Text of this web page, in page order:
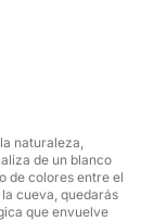
traslado a
en
partida, a
naturaleza,
de un blanco
de colores entre el
cueva, quedarás
que envuelve